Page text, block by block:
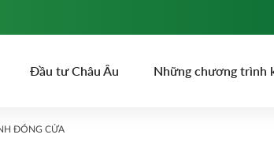
Đầu tư Châu Âu Những chương trình
ĐÓNG CỬA